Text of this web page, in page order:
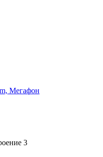
Мегафон
3